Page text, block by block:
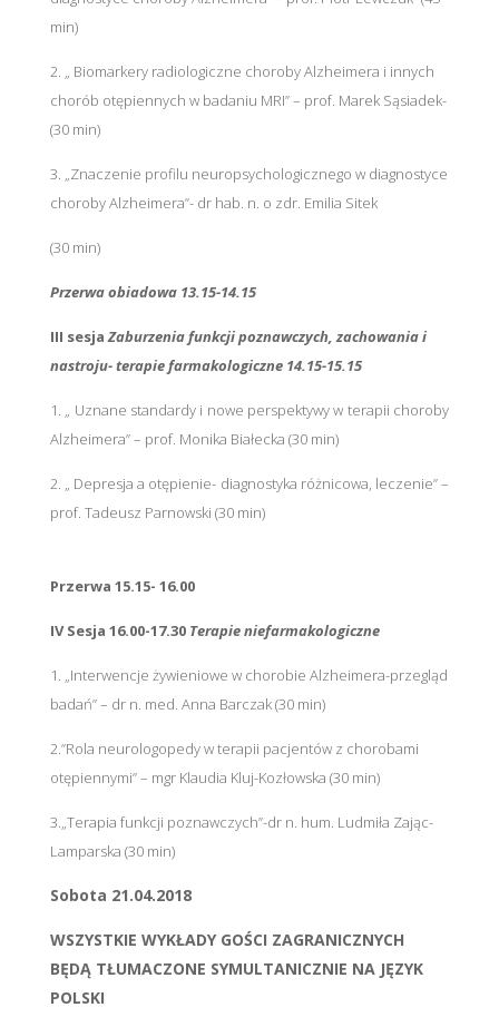
min)
2. „ Biomarkery radiologiczne choroby Alzheimera i innych
chorób otępiennych w badaniu MRI” – prof. Marek Sąsiadek-
(30 min)
3. „Znaczenie profilu neuropsychologicznego w diagnostyce
choroby Alzheimera”- dr hab. n. o zdr. Emilia Sitek
(30 min)
Przerwa obiadowa 13.15-14.15
III sesjaZaburzenia funkcji poznawczych, zachowania i
nastroju- terapie farmakologiczne 14.15-15.15
1. „ Uznane standardy i nowe perspektywy w terapii choroby
Alzheimera” – prof. Monika Białecka (30 min)
2. „ Depresja a otępienie- diagnostyka różnicowa, leczenie” –
prof. Tadeusz Parnowski (30 min)
Przerwa 15.15- 16.00
IV Sesja 16.00-17.30 Terapie niefarmakologiczne
1. „Interwencje żywieniowe w chorobie Alzheimera-przegląd
badań” – dr n. med. Anna Barczak (30 min)
2.”Rola neurologopedy w terapii pacjentów z chorobami
otępiennymi” – mgr Klaudia Kluj-Kozłowska (30 min)
3.„Terapia funkcji poznawczych”-dr n. hum. Ludmiła Zając-
Lamparska (30 min)
Sobota 21.04.2018
WSZYSTKIE WYKŁADY GOŚCI ZAGRANICZNYCH
BĘDĄ TŁUMACZONE SYMULTANICZNIE NA JĘZYK
POLSKI